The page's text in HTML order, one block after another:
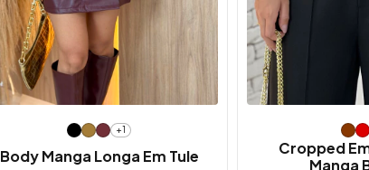
+1
Body Manga Longa Em Tule
Cropped
Manga